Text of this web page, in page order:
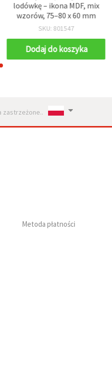
lodówkę – ikona MDF, mix
wzorów, 75–80 x 60 mm
SKU: 801547
Dodaj do koszyka
zastrzeżone..
Metoda płatności